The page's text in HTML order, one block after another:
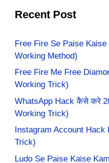
Recent Post
Free Fire Se Paise
Working Method)
Free Fire Me Free
Working Trick)
WhatsApp Hack कैसे करे
Working Trick)
Instagram Account Hack
Trick)
Ludo Se Paise Kaise